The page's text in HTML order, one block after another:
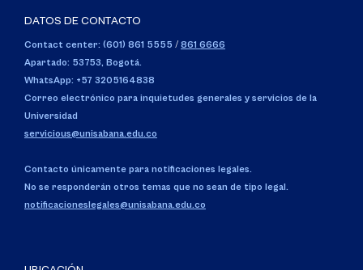
DATOS DE CONTACTO
Contact center: (601) 861 5555 / 861 6666
Apartado: 53753, Bogotá.
WhatsApp: +57 3205164838
Correo electrónico para inquietudes generales y servicios de la
Universidad
servicious@unisabana.edu.co
Contacto únicamente para notificaciones legales.
No se responderán otros temas que no sean de tipo legal.
notificacioneslegales@unisabana.edu.co